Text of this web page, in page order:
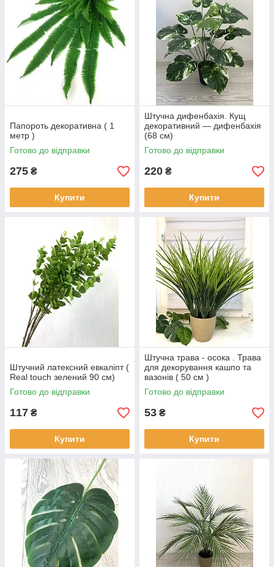
Складена з кленового листя в осінніх тонах.
Відрізняється яскравими і насиченими фарбами.
В
Виноградна ліана
Насичена зелена ліана з виноградного листя пожвавить
будь-який куточок. В одній упаковці 5 ліан по 2,5 м.
Штучний папороть
Довжина рослин 1 м. Кущі відрізняються пишністю і
насиченим зеленим кольором.
Папороть декоративна ( 1
метр )
Готово до відправки
275 ₴
Купити
Штучна дифенбахія. Кущ
декоративний — дифенбахія
(68 см)
Готово до відправки
220 ₴
Купити
Штучний латексний евкаліпт (
Real touch зелений 90 см)
Готово до відправки
117 ₴
Купити
Штучна трава - осока . Трава
для декорування кашпо та
вазонів ( 50 см )
Готово до відправки
53 ₴
Купити